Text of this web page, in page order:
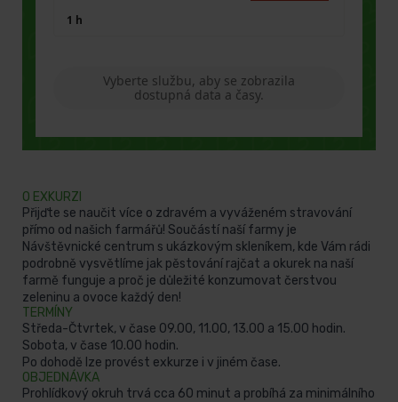
O EXKURZI
Přijďte se naučit více o zdravém a vyváženém stravování
přímo od našich farmářů! Součástí naší farmy je
Návštěvnické centrum s ukázkovým skleníkem, kde Vám rádi
podrobně vysvětlíme jak pěstování rajčat a okurek na naší
farmě funguje a proč je důležité konzumovat čerstvou
zeleninu a ovoce každý den!
TERMÍNY
Středa-Čtvrtek, v čase 09.00, 11.00, 13.00 a 15.00 hodin.
Sobota, v čase 10.00 hodin.
Po dohodě lze provést exkurze i v jiném čase.
OBJEDNÁVKA
Prohlídkový okruh trvá cca 60 minut a probíhá za minimálního